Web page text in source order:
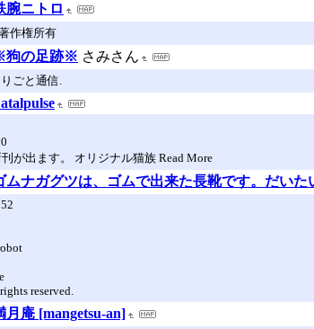
腕ニトロ
作権所有
狗の足跡※ さみさん
ごと通信.
が出ます。 オリジナル猫族 Read More
ムナガグツは、ゴムで出来た長靴です。だいた
reserved.
月庵 [mangetsu-an]